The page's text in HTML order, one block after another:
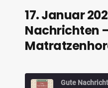
17. Januar
Nachrichten